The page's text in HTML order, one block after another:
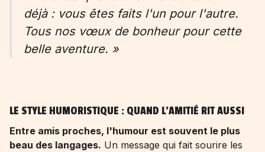
déjà : vous êtes faits l'un pour l'autre.
Tous nos vœux de bonheur pour cette
belle aventure. »
LE STYLE HUMORISTIQUE : QUAND L'AMITIÉ RIT AUSSI
Entre amis proches, l'humour est souvent le plus
beau des langages. Un message qui fait sourire les